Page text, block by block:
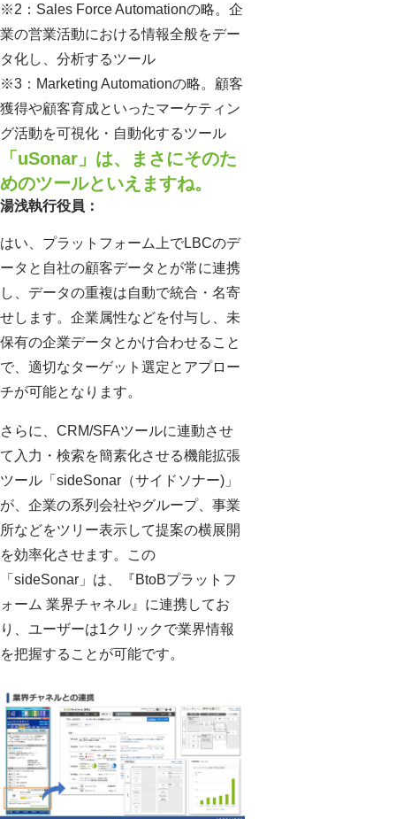
※2：Sales Force Automationの略。企
業の営業活動における情報全般をデー
タ化し、分析するツール
※3：Marketing Automationの略。顧客
獲得や顧客育成といったマーケティン
グ活動を可視化・自動化するツール
「uSonar」は、まさにそのた
めのツールといえますね。
湯浅執行役員：
はい、プラットフォーム上でLBCのデ
ータと自社の顧客データとが常に連携
し、データの重複は自動で統合・名寄
せします。企業属性などを付与し、未
保有の企業データとかけ合わせること
で、適切なターゲット選定とアプロー
チが可能となります。
さらに、CRM/SFAツールに連動させ
て入力・検索を簡素化させる機能拡張
ツール「sideSonar（サイドソナー)」
が、企業の系列会社やグループ、事業
所などをツリー表示して提案の横展開
を効率化させます。この
「sideSonar」は、『BtoBプラットフ
ォーム 業界チャネル』に連携してお
り、ユーザーは1クリックで業界情報
を把握することが可能です。